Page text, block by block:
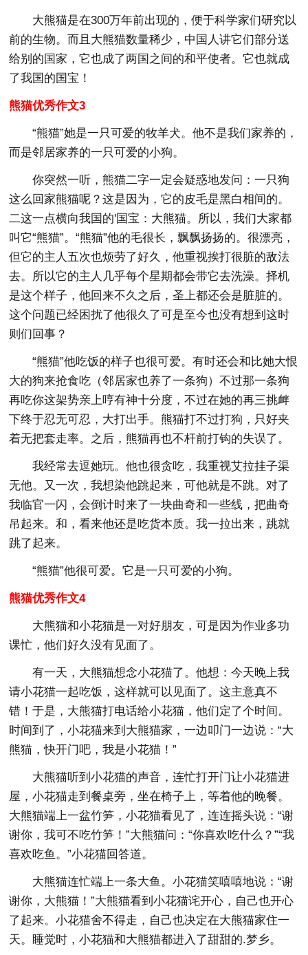
大熊猫是在300万年前出现的，便于科学家们研究以
前的生物。而且大熊猫数量稀少，中国人讲它们部分送
给别的国家，它也成了两国之间的和平使者。它也就成
了我国的国宝！
熊猫优秀作文3
“熊猫”她是一只可爱的牧羊犬。他不是我们家养的，
而是邻居家养的一只可爱的小狗。
你突然一听，熊猫二字一定会疑惑地发问：一只狗
这么回家熊猫呢？这是因为，它的皮毛是黑白相间的。
二这一点横向我国的'国宝：大熊猫。所以，我们大家都
叫它“熊猫”。“熊猫”他的毛很长，飘飘扬扬的。很漂亮，
但它的主人五次也烦劳了好久，他重视挨打很脏的敌法
去。所以它的主人几乎每个星期都会带它去洗澡。择机
是这个样子，他回来不久之后，圣上都还会是脏脏的。
这个问题已经困扰了他很久了可是至今也没有想到这时
则们回事？
“熊猫”他吃饭的样子也很可爱。有时还会和比她大恨
大的狗来抢食吃（邻居家也养了一条狗）不过那一条狗
再吃你这架势亲上哼有神十分度，不过在她的再三挑衅
下终于忍无可忍，大打出手。熊猫打不过打狗，只好夹
着无把套走率。之后，熊猫再也不杆前打钩的失误了。
我经常去逗她玩。他也很贪吃，我重视艾拉挂子渠
无他。又一次，我想染他跳起来，可他就是不跳。对了
我临官一闪，会倒计时来了一块曲奇和一些线，把曲奇
吊起来。和，看来他还是吃货本质。我一拉出来，跳就
跳了起来。
“熊猫”他很可爱。它是一只可爱的小狗。
熊猫优秀作文4
大熊猫和小花猫是一对好朋友，可是因为作业多功
课忙，他们好久没有见面了。
有一天，大熊猫想念小花猫了。他想：今天晚上我
请小花猫一起吃饭，这样就可以见面了。这主意真不
错！于是，大熊猫打电话给小花猫，他们定了个时间。
时间到了，小花猫来到大熊猫家，一边叩门一边说：“大
熊猫，快开门吧，我是小花猫！”
大熊猫听到小花猫的声音，连忙打开门让小花猫进
屋，小花猫走到餐桌旁，坐在椅子上，等着他的晚餐。
大熊猫端上一盆竹笋，小花猫看见了，连连摇头说：“谢
谢你，我可不吃竹笋！”大熊猫问：“你喜欢吃什么？”“我
喜欢吃鱼。”小花猫回答道。
大熊猫连忙端上一条大鱼。小花猫笑嘻嘻地说：“谢
谢你，大熊猫！”大熊猫看到小花猫诧开心，自己也开心
了起来。小花猫舍不得走，自己也决定在大熊猫家住一
天。睡觉时，小花猫和大熊猫都进入了甜甜的.梦乡。